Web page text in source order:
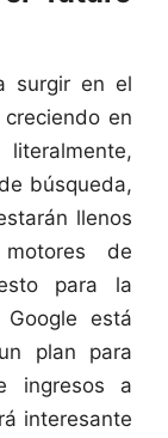
surgir en el
en
búsqueda,
llenos
de
para la
está
plan para
ingresos a
interesante